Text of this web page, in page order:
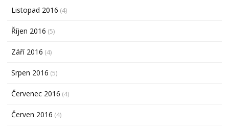
Listopad 2016 (4)
Říjen 2016 (5)
Září 2016 (4)
Srpen 2016 (5)
Červenec 2016 (4)
Červen 2016 (4)